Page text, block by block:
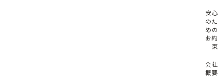
安心
のた
めの
お約
束
会社
概要